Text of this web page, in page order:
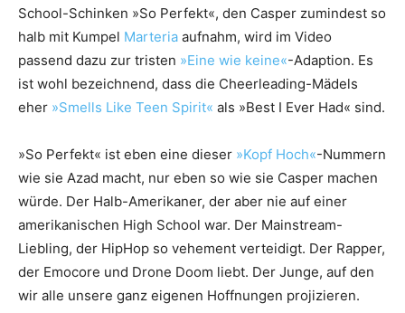
School-Schinken »So Perfekt«, den Casper zumindest so
halb mit Kumpel Marteria aufnahm, wird im Video
passend dazu zur tristen »Eine wie keine«-Adaption. Es
ist wohl bezeichnend, dass die Cheerleading-Mädels
eher »Smells Like Teen Spirit« als »Best I Ever Had« sind.
»So Perfekt« ist eben eine dieser »Kopf Hoch«-Nummern
wie sie Azad macht, nur eben so wie sie Casper machen
würde. Der Halb-Amerikaner, der aber nie auf einer
amerikanischen High School war. Der Mainstream-
Liebling, der HipHop so vehement verteidigt. Der Rapper,
der Emocore und Drone Doom liebt. Der Junge, auf den
wir alle unsere ganz eigenen Hoffnungen projizieren.